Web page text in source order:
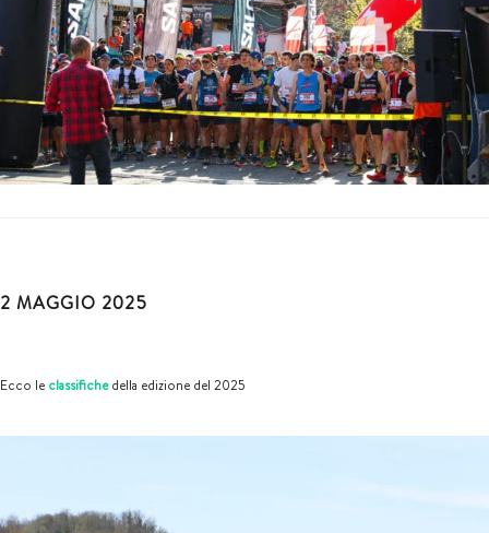
2 MAGGIO 2025
Ecco le classifichedella edizione del 2025